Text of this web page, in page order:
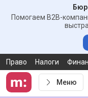
Помогаем B2B-
Право Налоги
Меню